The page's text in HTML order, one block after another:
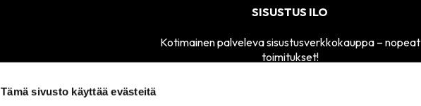
Tämä sivusto käyttää evästeitä
SISUSTUS ILO
Kotimainen palveleva sisustusverkkokauppa – nopeat
toimitukset!